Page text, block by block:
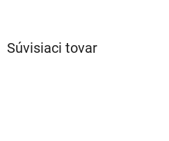
Súvisiaci tovar